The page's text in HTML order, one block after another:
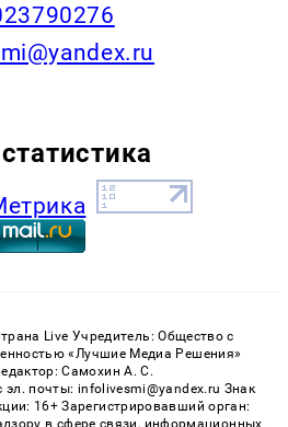
Live Учредитель: Общество с
«Лучшие Медиа Решения»
Самохин А. С.
эл. почты: infolivesmi@yandex.ru Знак
16+ Зарегистрировавший орган:
в сфере связи, информационных